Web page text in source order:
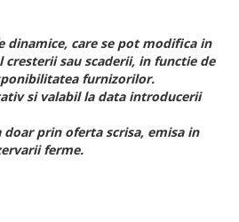
dinamice, care se pot modifica in
sau scaderii, in functie de
furnizorilor.
si valabil la data introducerii
prin oferta scrisa, emisa in
ferme.